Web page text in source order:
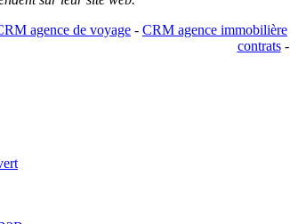
agence de voyage - CRM agence immobilière
contrats-